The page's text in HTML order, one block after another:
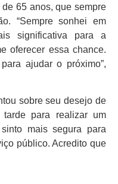
65 anos, que sempre
“Sempre sonhei em
significativa para a
oferecer essa chance.
ajudar o próximo”,
sobre seu desejo de
para realizar um
mais segura para
público. Acredito que